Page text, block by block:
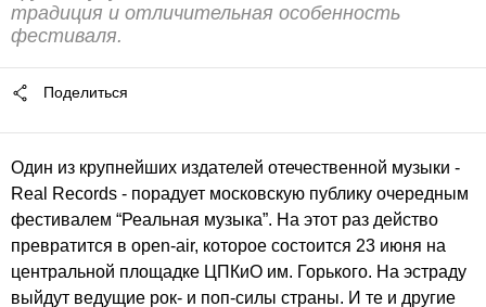
традиция и отличительная особенность
фестиваля.
Поделиться
Один из крупнейших издателей отечественной музыки -
Real Records - порадует московскую публику очередным
фестивалем “Реальная музыка”. На этот раз действо
превратится в open-air, которое состоится 23 июня на
центральной площадке ЦПКиО им. Горького. На эстраду
выйдут ведущие рок- и поп-силы страны. И те и другие